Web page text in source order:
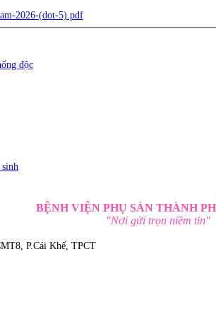
độc
2026-(dot-5).pdf
BỆNH VIỆN PHỤ SẢN THÀNH
"Nơi gửi trọn niềm tin"
P.Cái Khế, TPCT